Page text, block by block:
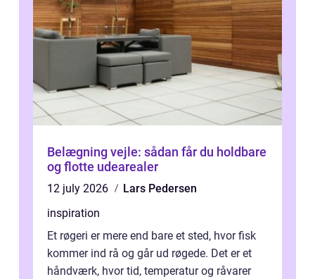
Belægning vejle: sådan får du holdbare
og flotte udearealer
12 july 2026
Lars Pedersen
inspiration
Et røgeri er mere end bare et sted, hvor fisk
kommer ind rå og går ud røgede. Det er et
håndværk, hvor tid, temperatur og råvarer